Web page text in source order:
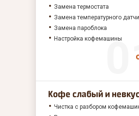
Замена термостата
Замена температурного
Замена пароблока
Настройка кофемашины
Кофе слабый и
Чистка с разбором